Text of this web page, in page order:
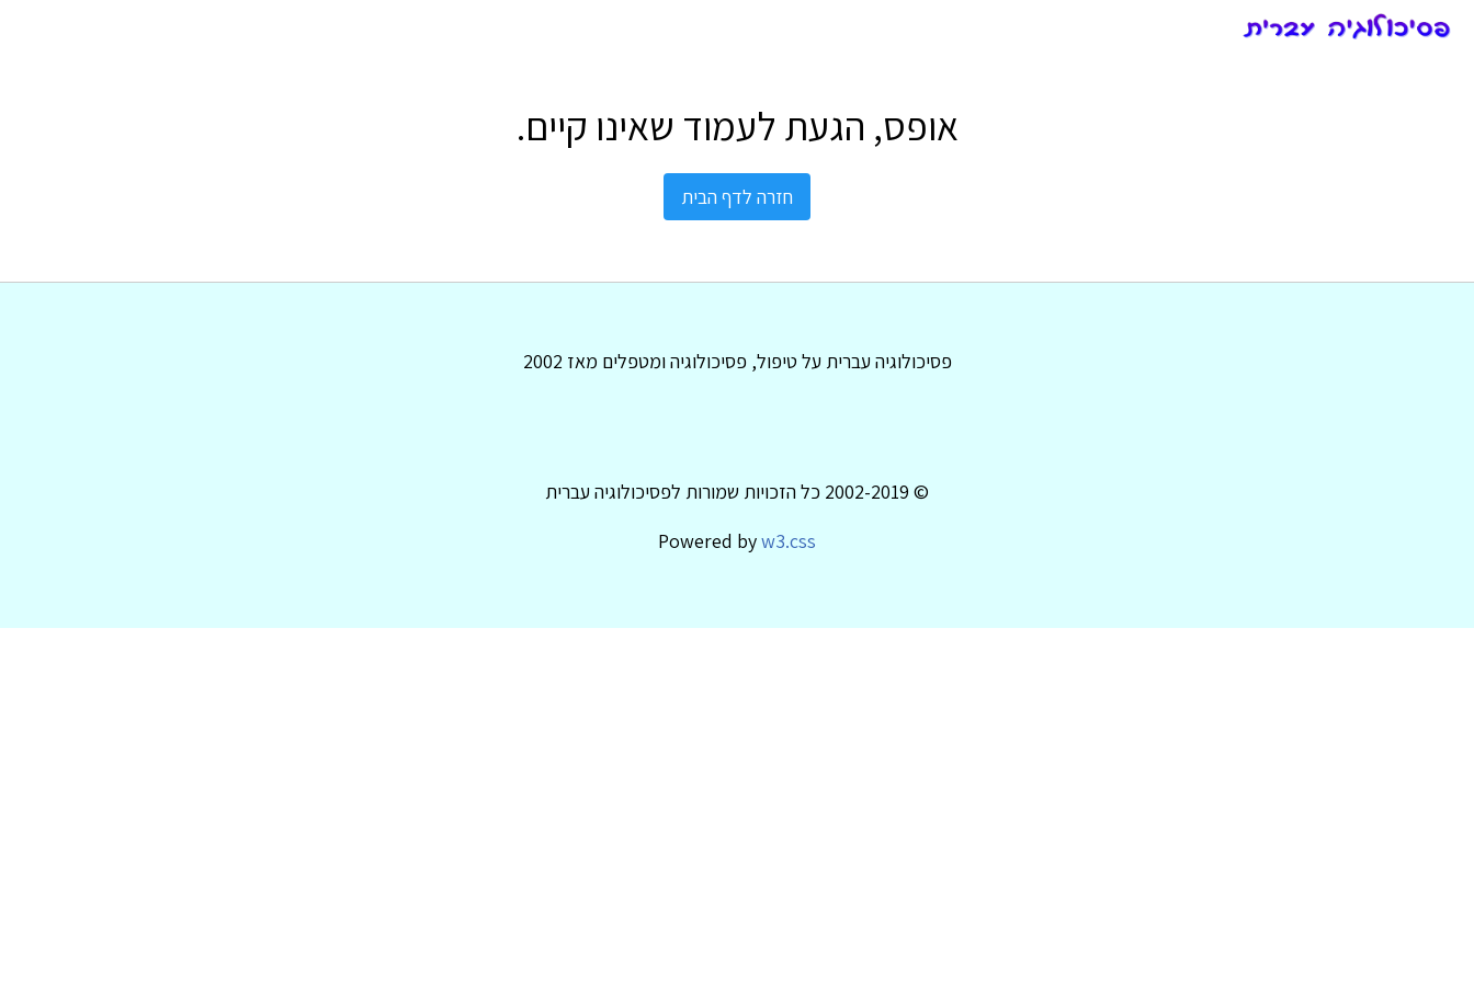
אופס, הגעת לעמוד שאינו קיים.
חזרה לדף הבית
פסיכולוגיה עברית על טיפול, פסיכולוגיה ומטפלים מאז 2002
© 2002-2019 כל הזכויות שמורות לפסיכולוגיה עברית
Powered byw3.css